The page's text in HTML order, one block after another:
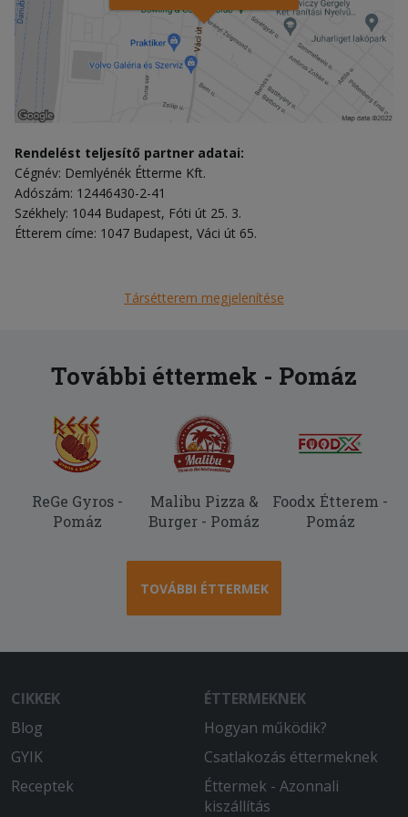
Rendelést teljesítő partner adatai:
Cégnév: Demlyénék Étterme Kft.
Adószám: 12446430-2-41
Székhely: 1044 Budapest, Fóti út 25. 3.
Étterem címe: 1047 Budapest, Váci út 65.
Társétterem megjelenítése
További éttermek - Pomáz
ReGe Gyros -
Pomáz
Malibu Pizza &
Burger - Pomáz
Foodx Étterem -
Pomáz
TOVÁBBI ÉTTERMEK
CIKKEK
Blog
GYIK
Receptek
ÉTTERMEKNEK
Hogyan működik?
Csatlakozás éttermeknek
Éttermek - Azonnali
kiszállítás